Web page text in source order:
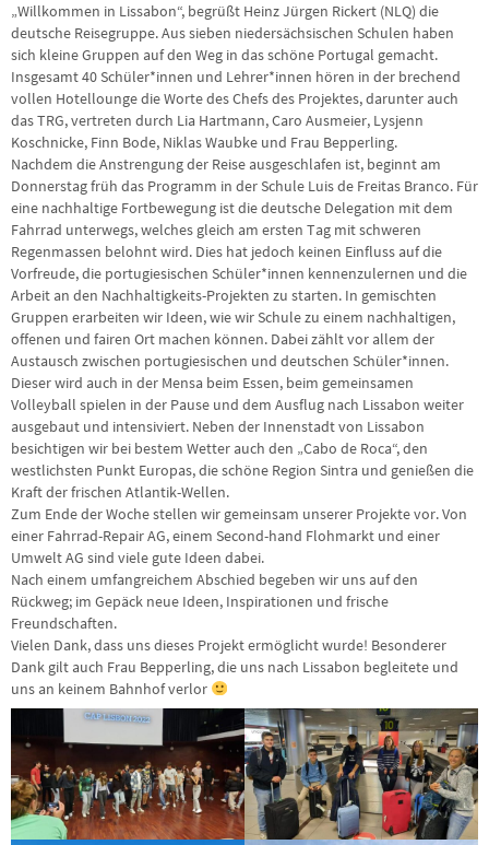
„Willkommen in Lissabon“, begrüßt Heinz Jürgen Rickert (NLQ) die
deutsche Reisegruppe. Aus sieben niedersächsischen Schulen haben
sich kleine Gruppen auf den Weg in das schöne Portugal gemacht.
Insgesamt 40 Schüler*innen und Lehrer*innen hören in der brechend
vollen Hotellounge die Worte des Chefs des Projektes, darunter auch
das TRG, vertreten durch Lia Hartmann, Caro Ausmeier, Lysjenn
Koschnicke, Finn Bode, Niklas Waubke und Frau Bepperling.
Nachdem die Anstrengung der Reise ausgeschlafen ist, beginnt am
Donnerstag früh das Programm in der Schule Luis de Freitas Branco. Für
eine nachhaltige Fortbewegung ist die deutsche Delegation mit dem
Fahrrad unterwegs, welches gleich am ersten Tag mit schweren
Regenmassen belohnt wird. Dies hat jedoch keinen Einfluss auf die
Vorfreude, die portugiesischen Schüler*innen kennenzulernen und die
Arbeit an den Nachhaltigkeits-Projekten zu starten. In gemischten
Gruppen erarbeiten wir Ideen, wie wir Schule zu einem nachhaltigen,
offenen und fairen Ort machen können. Dabei zählt vor allem der
Austausch zwischen portugiesischen und deutschen Schüler*innen.
Dieser wird auch in der Mensa beim Essen, beim gemeinsamen
Volleyball spielen in der Pause und dem Ausflug nach Lissabon weiter
ausgebaut und intensiviert. Neben der Innenstadt von Lissabon
besichtigen wir bei bestem Wetter auch den „Cabo de Roca“, den
westlichsten Punkt Europas, die schöne Region Sintra und genießen die
Kraft der frischen Atlantik-Wellen.
Zum Ende der Woche stellen wir gemeinsam unserer Projekte vor. Von
einer Fahrrad-Repair AG, einem Second-hand Flohmarkt und einer
Umwelt AG sind viele gute Ideen dabei.
Nach einem umfangreichem Abschied begeben wir uns auf den
Rückweg; im Gepäck neue Ideen, Inspirationen und frische
Freundschaften.
Vielen Dank, dass uns dieses Projekt ermöglicht wurde! Besonderer
Dank gilt auch Frau Bepperling, die uns nach Lissabon begleitete und
uns an keinem Bahnhof verlor